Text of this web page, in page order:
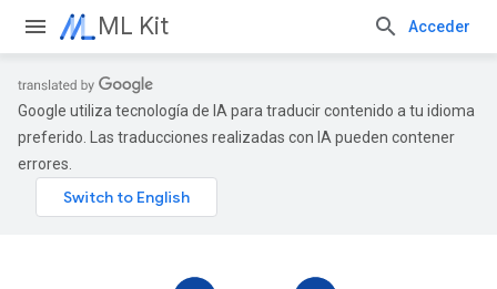
ML Kit Acceder
Google utiliza tecnología de IA para traducir contenido a tu idioma
preferido. Las traducciones realizadas con IA pueden contener
errores.